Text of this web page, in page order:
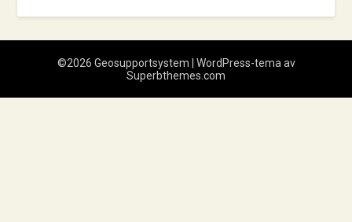
©2026 Geosupportsystem
| WordPress-tema av
Superbthemes.com